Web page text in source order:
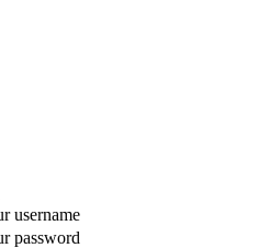
username
password